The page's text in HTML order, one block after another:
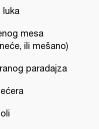
luka
mesa
ili mešano)
paradajza